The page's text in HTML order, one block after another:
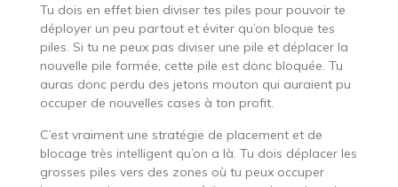
Tu dois en effet bien diviser tes piles pour pouvoir te
déployer un peu partout et éviter qu’on bloque tes
piles. Si tu ne peux pas diviser une pile et déplacer la
nouvelle pile formée, cette pile est donc bloquée. Tu
auras donc perdu des jetons mouton qui auraient pu
occuper de nouvelles cases à ton profit.
C’est vraiment une stratégie de placement et de
blocage très intelligent qu’on a là. Tu dois déplacer les
grosses piles vers des zones où tu peux occuper